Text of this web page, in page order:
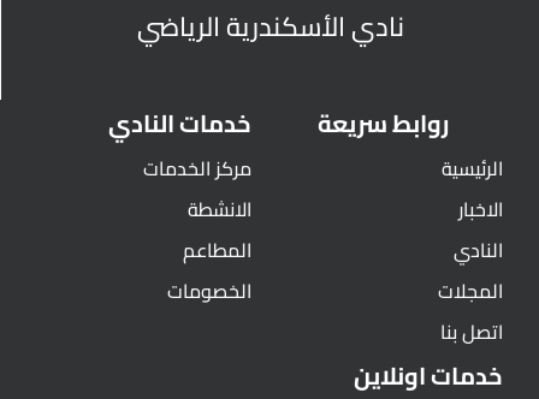
نادي الأسكندرية الرياضي
روابط سريعة
الرئيسية
الاخبار
النادي
المجلات
اتصل بنا
خدمات النادي
مركز الخدمات
الانشطة
المطاعم
الخصومات
خدمات اونلاين